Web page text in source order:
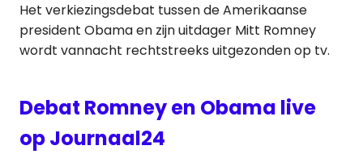
Het verkiezingsdebat tussen de Amerikaanse
president Obama en zijn uitdager Mitt Romney
wordt vannacht rechtstreeks uitgezonden op tv.
Debat Romney en Obama live
op Journaal24